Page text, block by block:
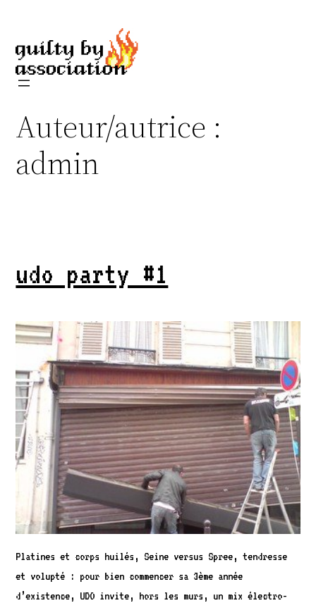
contenu
Auteur/autrice :
admin
udo party #1
Platines et corps huilés, Seine versus Spree, tendresse
et volupté : pour bien commencer sa 3ème année
d’existence, UDO invite, hors les murs, un mix électro-